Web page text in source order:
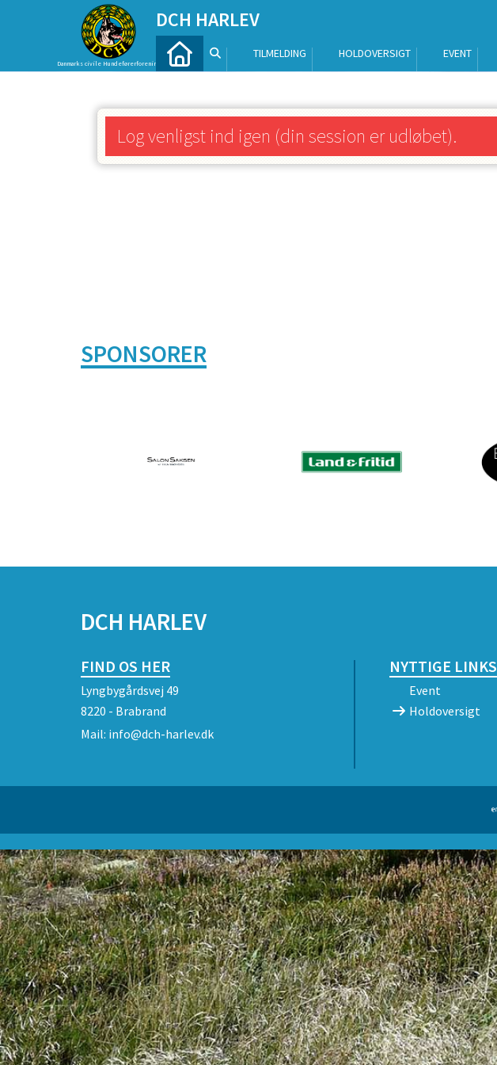
DCH HARLEV
Danmarks civile Hundeførerforening
TILMELDING HOLDOVERSIGT EVENT
Log venligst ind igen (din session er udløbet).
SPONSORER
DCH HARLEV
FIND OS HER
Lyngbygårdsvej 49
8220 - Brabrand
Mail: info@dch-harlev.dk
NYTTIGE LINKS
Event
Holdoversigt